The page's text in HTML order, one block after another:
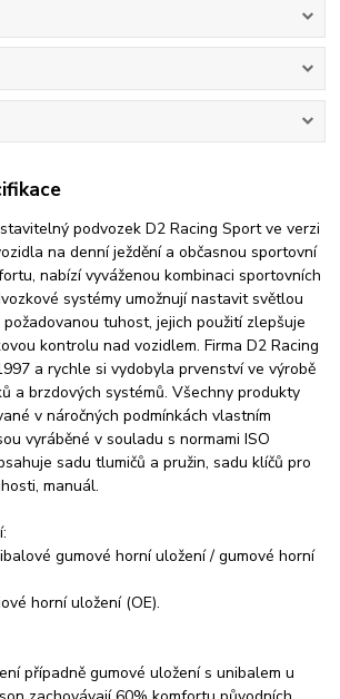
podvozek D2 Racing Sport ve verzi
na denní ježdění a občasnou sportovní
nabízí vyváženou kombinaci sportovních
systémy umožnují nastavit světlou
tuhost, jejich použití zlepšuje
kontrolu nad vozidlem. Firma D2 Racing
a rychle si vydobyla prvenství ve výrobě
a brzdových systémů. Všechny produkty
v náročných podmínkách vlastním
vyráběné v souladu s normami ISO
sadu tlumičů a pružin, sadu klíčů pro
manuál.
gumové horní uložení / gumové horní
horní uložení (OE).
případně gumové uložení s unibalem u